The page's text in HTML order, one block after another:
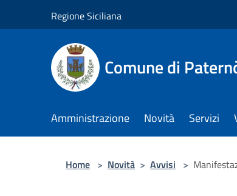
Regione Siciliana
Comune di
Amministrazione Novità Servizi
Home > Novità > Avvisi >